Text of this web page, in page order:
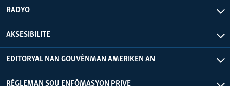
RADYO
AKSESIBILITE
EDITORYAL NAN GOUVÈNMAN AMERIKEN AN
RÈGLEMAN SOU ENFÒMASYON PRIVE